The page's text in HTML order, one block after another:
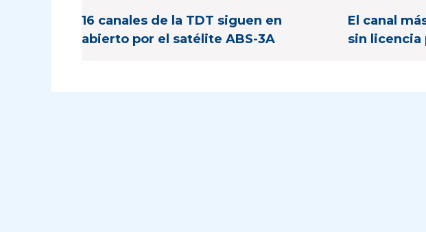
16 canales de la TDT siguen en
abierto por el satélite ABS-3A
El canal
sin licencia